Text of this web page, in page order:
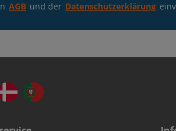
AGB und der Datenschutzerklärung